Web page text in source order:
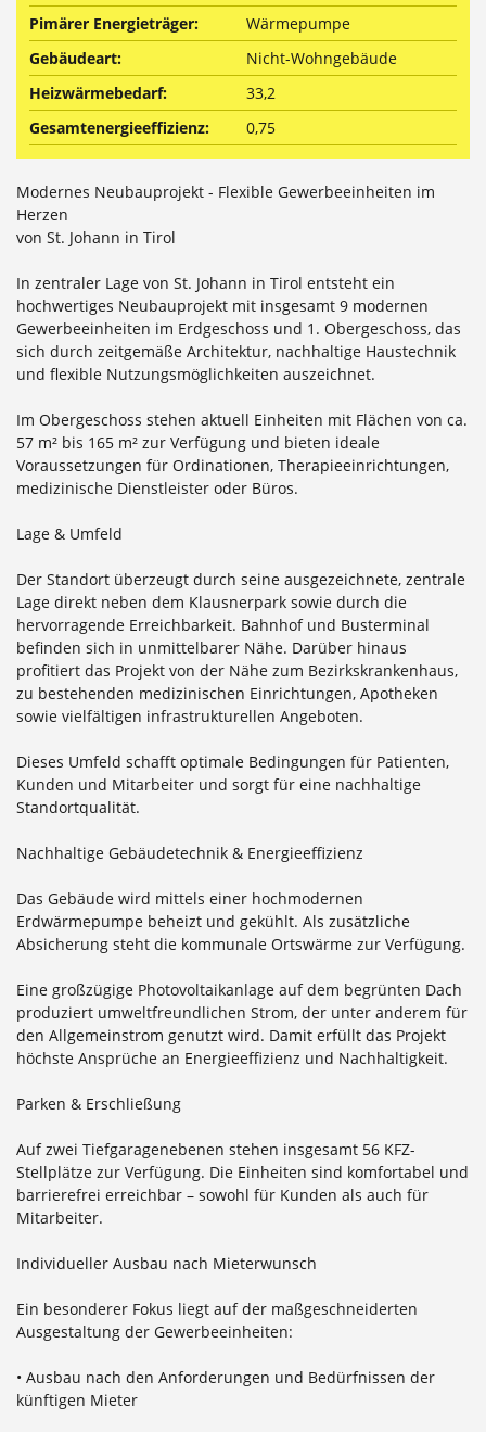
Pimärer Energieträger:
Wärmepumpe
Gebäudeart:
Nicht-Wohngebäude
Heizwärmebedarf:
33,2
Gesamtenergieeffizienz:
0,75
Modernes Neubauprojekt - Flexible Gewerbeeinheiten im
Herzen
von St. Johann in Tirol
In zentraler Lage von St. Johann in Tirol entsteht ein
hochwertiges Neubauprojekt mit insgesamt 9 modernen
Gewerbeeinheiten im Erdgeschoss und 1. Obergeschoss, das
sich durch zeitgemäße Architektur, nachhaltige Haustechnik
und flexible Nutzungsmöglichkeiten auszeichnet.
Im Obergeschoss stehen aktuell Einheiten mit Flächen von ca.
57 m² bis 165 m² zur Verfügung und bieten ideale
Voraussetzungen für Ordinationen, Therapieeinrichtungen,
medizinische Dienstleister oder Büros.
Lage & Umfeld
Der Standort überzeugt durch seine ausgezeichnete, zentrale
Lage direkt neben dem Klausnerpark sowie durch die
hervorragende Erreichbarkeit. Bahnhof und Busterminal
befinden sich in unmittelbarer Nähe. Darüber hinaus
profitiert das Projekt von der Nähe zum Bezirkskrankenhaus,
zu bestehenden medizinischen Einrichtungen, Apotheken
sowie vielfältigen infrastrukturellen Angeboten.
Dieses Umfeld schafft optimale Bedingungen für Patienten,
Kunden und Mitarbeiter und sorgt für eine nachhaltige
Standortqualität.
Nachhaltige Gebäudetechnik & Energieeffizienz
Das Gebäude wird mittels einer hochmodernen
Erdwärmepumpe beheizt und gekühlt. Als zusätzliche
Absicherung steht die kommunale Ortswärme zur Verfügung.
Eine großzügige Photovoltaikanlage auf dem begrünten Dach
produziert umweltfreundlichen Strom, der unter anderem für
den Allgemeinstrom genutzt wird. Damit erfüllt das Projekt
höchste Ansprüche an Energieeffizienz und Nachhaltigkeit.
Parken & Erschließung
Auf zwei Tiefgaragenebenen stehen insgesamt 56 KFZ-
Stellplätze zur Verfügung. Die Einheiten sind komfortabel und
barrierefrei erreichbar – sowohl für Kunden als auch für
Mitarbeiter.
Individueller Ausbau nach Mieterwunsch
Ein besonderer Fokus liegt auf der maßgeschneiderten
Ausgestaltung der Gewerbeeinheiten:
• Ausbau nach den Anforderungen und Bedürfnissen der
künftigen Mieter